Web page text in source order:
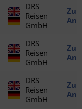
DRS
Reisen
GmbH
DRS
Reisen
GmbH
DRS
Reisen
GmbH